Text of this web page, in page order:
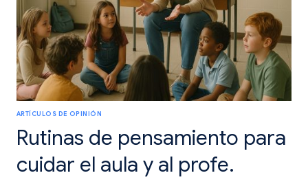
ARTÍCULOS DE OPINIÓN
Rutinas de pensamiento para
cuidar el aula y al profe.